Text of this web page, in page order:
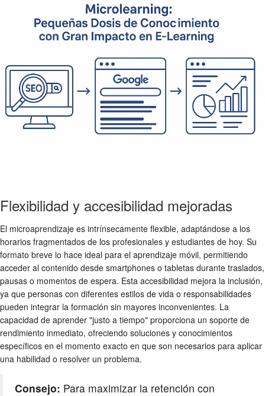
Flexibilidad y accesibilidad mejoradas
El microaprendizaje es intrínsecamente flexible, adaptándose a los
horarios fragmentados de los profesionales y estudiantes de hoy. Su
formato breve lo hace ideal para el aprendizaje móvil, permitiendo
acceder al contenido desde smartphones o tabletas durante traslados,
pausas o momentos de espera. Esta accesibilidad mejora la inclusión,
ya que personas con diferentes estilos de vida o responsabilidades
pueden integrar la formación sin mayores inconvenientes. La
capacidad de aprender "justo a tiempo" proporciona un soporte de
rendimiento inmediato, ofreciendo soluciones y conocimientos
específicos en el momento exacto en que son necesarios para aplicar
una habilidad o resolver un problema.
Consejo: Para maximizar la retención con